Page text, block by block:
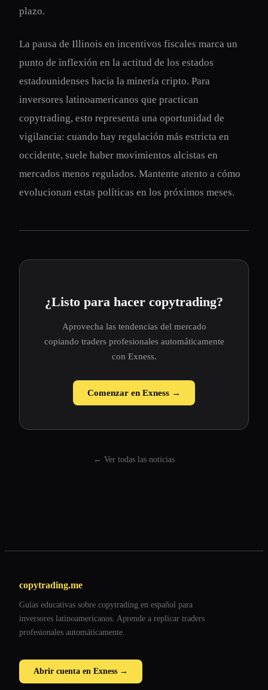
plazo.
La pausa de Illinois en incentivos fiscales marca un
punto de inflexión en la actitud de los estados
estadounidenses hacia la minería cripto. Para
inversores latinoamericanos que practican
copytrading, esto representa una oportunidad de
vigilancia: cuando hay regulación más estricta en
occidente, suele haber movimientos alcistas en
mercados menos regulados. Mantente atento a cómo
evolucionan estas políticas en los próximos meses.
¿Listo para hacer copytrading?
Aprovecha las tendencias del mercado
copiando traders profesionales automáticamente
con Exness.
Comenzar en Exness →
← Ver todas las noticias
copytrading.me
Guías educativas sobre copytrading en español para
inversores latinoamericanos. Aprende a replicar traders
profesionales automáticamente.
Abrir cuenta en Exness →